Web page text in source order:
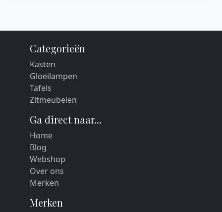
Categorieën
Kasten
Gloeilampen
Tafels
Zitmeubelen
Ga direct naar...
Home
Blog
Webshop
Over ons
Merken
Merken